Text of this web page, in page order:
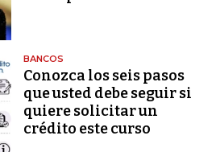
BANCOS
Conozca los seis pasos
que usted debe seguir si
quiere solicitar un
crédito este curso